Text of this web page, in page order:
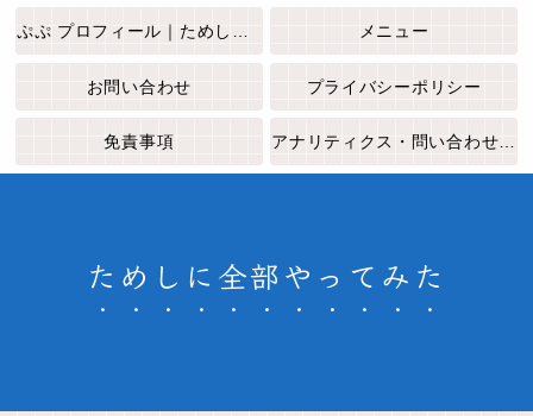
ためしに全部やってみた
ぷぷ プロフィール｜ためしに全部やってみた メニュー
お問い合わせ プライバシーポリシー
免責事項